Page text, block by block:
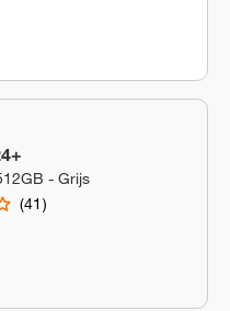
- Grijs
41